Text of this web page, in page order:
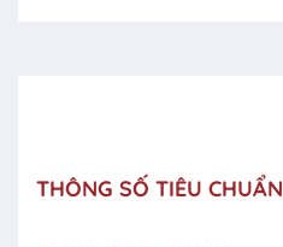
THÔNG SỐ TIÊU CHUẨN